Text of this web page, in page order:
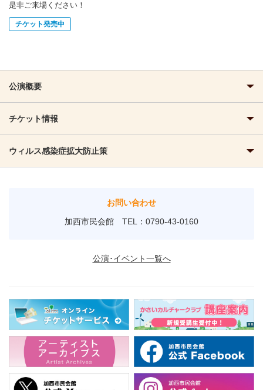
是非ご来場ください！
チケット発売中
公演概要
チケット情報
ウィルス感染症拡大防止策
お問い合わせ
加西市民会館 TEL：0790-43-0160
公演･イベント一覧へ